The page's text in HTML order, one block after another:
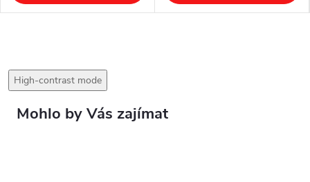
High-contrast mode
Mohlo by Vás zajímat